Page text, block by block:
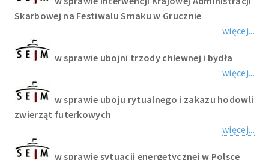
Skarbowej na Festiwalu Smaku w Grucznie
więcej...
w sprawie ubojni trzody chlewnej i bydła
więcej...
w sprawie uboju rytualnego i zakazu hodowli
zwierząt futerkowych
więcej...
w sprawie sytuacji energetycznej w Polsce